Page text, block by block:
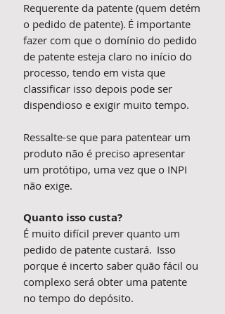
Requerente da patente (quem detém
o pedido de patente). É importante
fazer com que o domínio do pedido
de patente esteja claro no início do
processo, tendo em vista que
classificar isso depois pode ser
dispendioso e exigir muito tempo.
Ressalte-se que para patentear um
produto não é preciso apresentar
um protótipo, uma vez que o INPI
não exige.
Quanto isso custa?
É muito difícil prever quanto um
pedido de patente custará. Isso
porque é incerto saber quão fácil ou
complexo será obter uma patente
no tempo do depósito.